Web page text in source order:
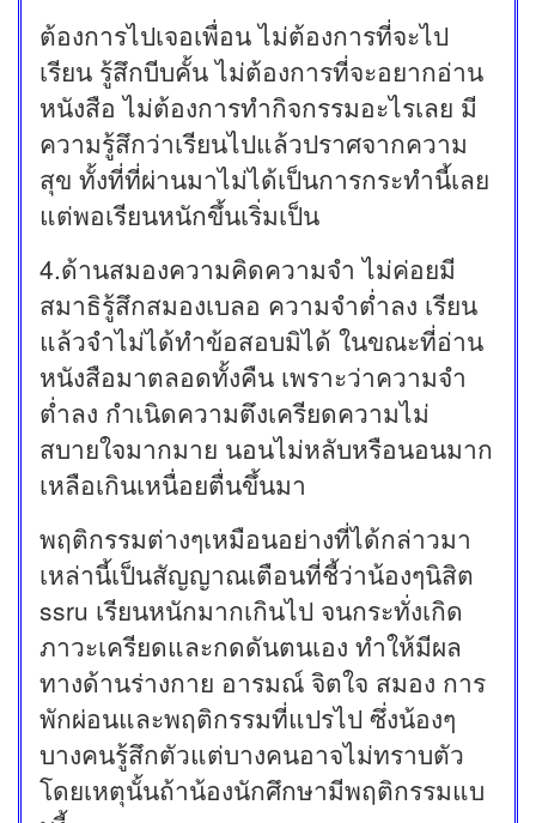
ต้องการไปเจอเพื่อน ไม่ต้องการที่จะไป
เรียน รู้สึกบีบคั้น ไม่ต้องการที่จะอยากอ่าน
หนังสือ ไม่ต้องการทำกิจกรรมอะไรเลย มี
ความรู้สึกว่าเรียนไปแล้วปราศจากความ
สุข ทั้งที่ที่ผ่านมาไม่ได้เป็นการกระทำนี้เลย
แต่พอเรียนหนักขึ้นเริ่มเป็น
4.ด้านสมองความคิดความจำ ไม่ค่อยมี
สมาธิรู้สึกสมองเบลอ ความจำต่ำลง เรียน
แล้วจำไม่ได้ทำข้อสอบมิได้ ในขณะที่อ่าน
หนังสือมาตลอดทั้งคืน เพราะว่าความจำ
ต่ำลง กำเนิดความตึงเครียดความไม่
สบายใจมากมาย นอนไม่หลับหรือนอนมาก
เหลือเกินเหนื่อยตื่นขึ้นมา
พฤติกรรมต่างๆเหมือนอย่างที่ได้กล่าวมา
เหล่านี้เป็นสัญญาณเตือนที่ชี้ว่าน้องๆนิสิต
ssru เรียนหนักมากเกินไป จนกระทั่งเกิด
ภาวะเครียดและกดดันตนเอง ทำให้มีผล
ทางด้านร่างกาย อารมณ์ จิตใจ สมอง การ
พักผ่อนและพฤติกรรมที่แปรไป ซึ่งน้องๆ
บางคนรู้สึกตัวแต่บางคนอาจไม่ทราบตัว
โดยเหตุนั้นถ้าน้องนักศึกษามีพฤติกรรมแบ